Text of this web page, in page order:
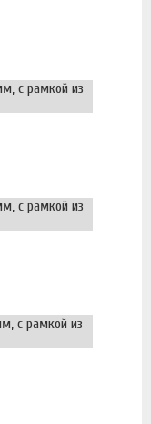
с рамкой из
с рамкой из
с рамкой из